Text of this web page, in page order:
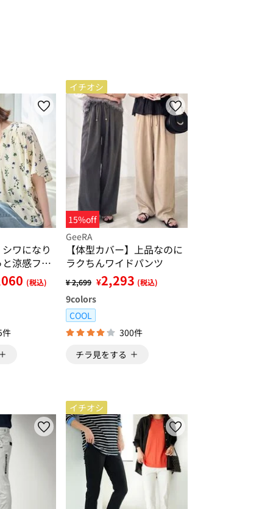
ワになり
涼感フレ
ス (税込)
件
イチオシ
15%off
GeeRA
【体型カバー】上品なのに
ラクちんワイドパンツ
¥ 2,699 ¥2,293 (税込)
9colors
COOL
300件
チラ見をする
イチオシ